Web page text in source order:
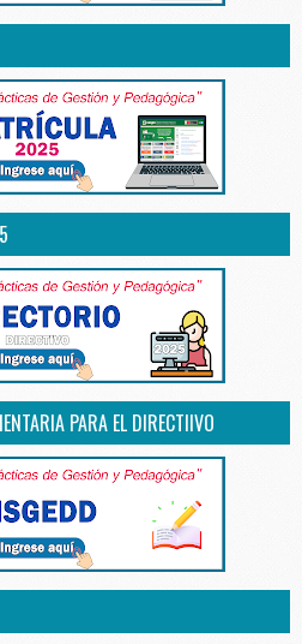
PARA EL DIRECTIIVO